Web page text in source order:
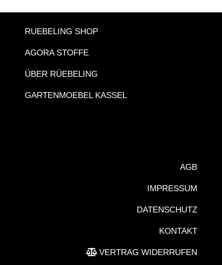
RUEBELING SHOP
AGORA STOFFE
ÜBER RÜEBELING
GARTENMOEBEL KASSEL
AGB
IMPRESSUM
DATENSCHUTZ
KONTAKT
VERTRAG WIDERRUFEN